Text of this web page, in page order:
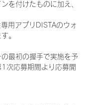
を付けたものに加え、
用アプリDISTAのウォ
。
最初の握手で実施を予
次応募期間より応募開